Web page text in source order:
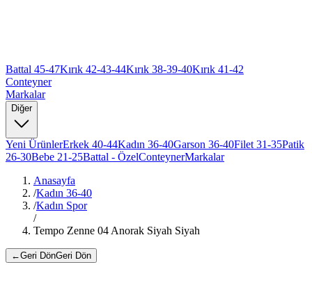
Battal 45-47Kırık 42-43-44Kırık 38-39-40Kırık 41-42
Conteyner
Markalar
Diğer
Yeni ÜrünlerErkek 40-44Kadın 36-40Garson 36-40Filet 31-35Patik
26-30Bebe 21-25Battal - ÖzelConteynerMarkalar
Anasayfa
/Kadın 36-40
/Kadın Spor
/
Tempo Zenne 04 Anorak Siyah Siyah
←Geri DönGeri Dön